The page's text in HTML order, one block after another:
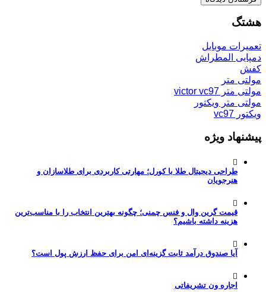
هشتگ
تعمیرات موبایل
دمپایی المطراش
کفش
مولتی متر
مولتی متر victor vc97
مولتی متر ویکتور
ویکتور vc97
پیشنهاد ویژه
طراحی دیجیتال طلا با کورل؛ مهارتی کاربردی برای طلاسازان و
هنرجویان
قیمت گرین وال و فنس چمنی؛ چگونه بهترین انتخاب را با مناسب‌ترین
هزینه داشته باشیم؟
آیا صندوق درآمد ثابت گزینه‌ای امن برای حفظ ارزش پول است؟
اجاره ون تشریفاتی